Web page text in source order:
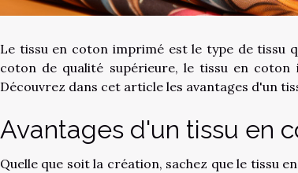
Le tissu en coton imprimé est le type de tissu
coton de qualité supérieure, le tissu en
Découvrez dans cet article les avantages d'un
Avantages d'un tissu en
Quelle que soit la création, sachez que le tissu